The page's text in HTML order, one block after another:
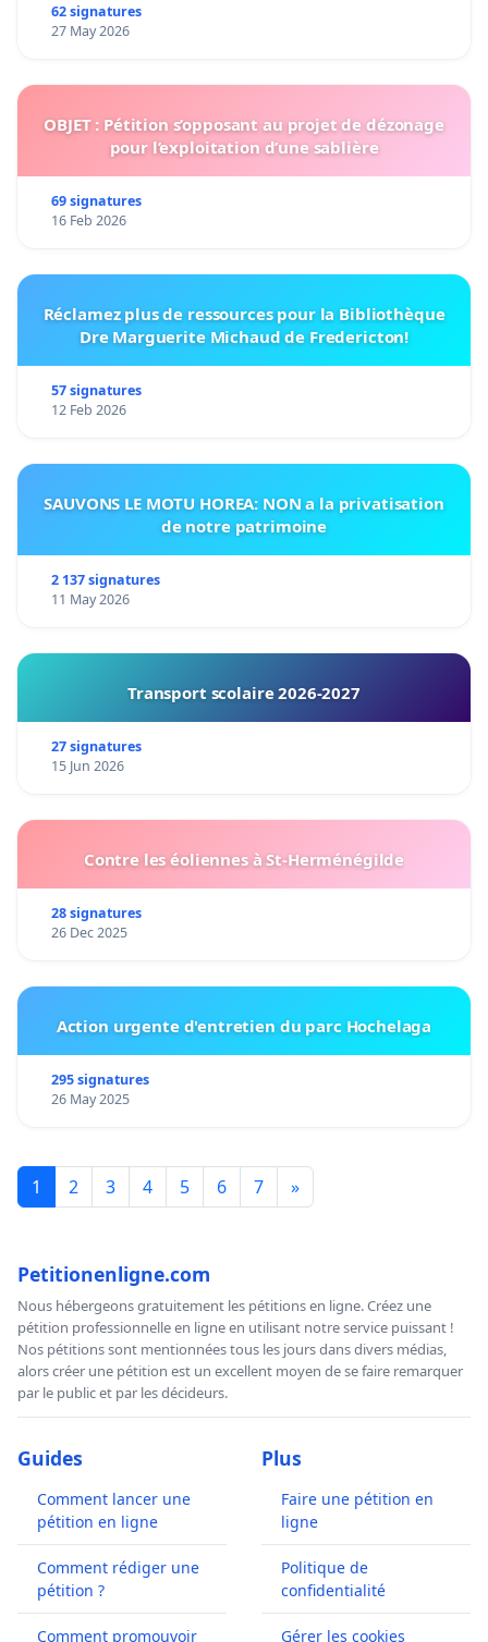
62 signatures
27 May 2026
OBJET : Pétition s’opposant au projet de dézonage
pour l’exploitation d’une sablière
69 signatures
16 Feb 2026
Réclamez plus de ressources pour la Bibliothèque
Dre Marguerite Michaud de Fredericton!
57 signatures
12 Feb 2026
SAUVONS LE MOTU HOREA: NON a la privatisation
de notre patrimoine
2 137 signatures
11 May 2026
Transport scolaire 2026-2027
27 signatures
15 Jun 2026
Contre les éoliennes à St-Herménégilde
28 signatures
26 Dec 2025
Action urgente d'entretien du parc Hochelaga
295 signatures
26 May 2025
1 2 3 4 5 6 7 »
Petitionenligne.com
Nous hébergeons gratuitement les pétitions en ligne. Créez une
pétition professionnelle en ligne en utilisant notre service puissant !
Nos pétitions sont mentionnées tous les jours dans divers médias,
alors créer une pétition est un excellent moyen de se faire remarquer
par le public et par les décideurs.
Guides
Comment lancer une
pétition en ligne
Comment rédiger une
pétition ?
Comment promouvoir
Plus
Faire une pétition en
ligne
Politique de
confidentialité
Gérer les cookies